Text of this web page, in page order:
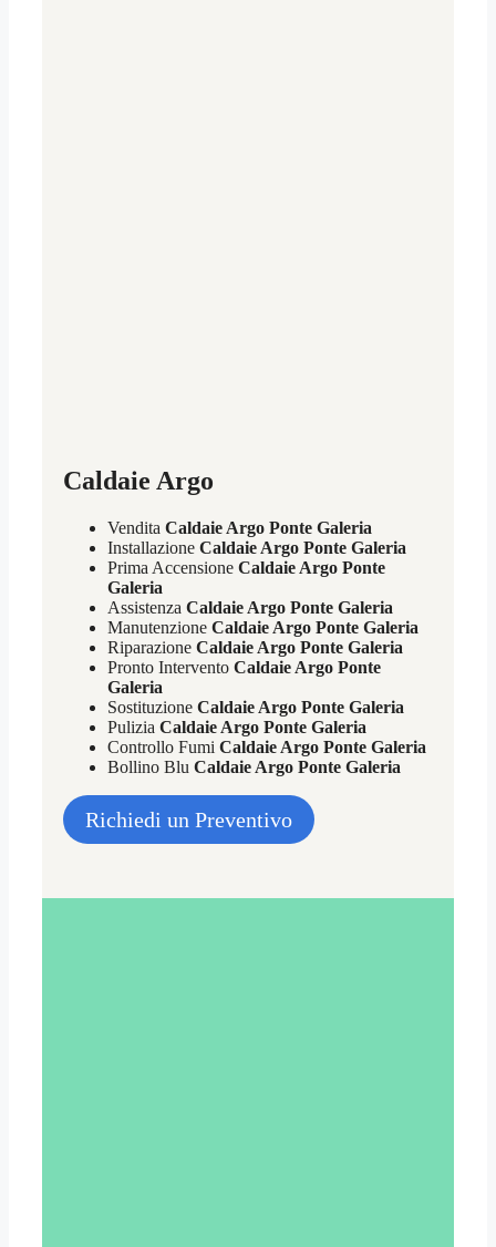
Caldaie Argo
Vendita Caldaie Argo Ponte Galeria
Installazione Caldaie Argo Ponte Galeria
Prima Accensione Caldaie Argo Ponte
Galeria
Assistenza Caldaie Argo Ponte Galeria
Manutenzione Caldaie Argo Ponte Galeria
Riparazione Caldaie Argo Ponte Galeria
Pronto Intervento Caldaie Argo Ponte
Galeria
Sostituzione Caldaie Argo Ponte Galeria
Pulizia Caldaie Argo Ponte Galeria
Controllo Fumi Caldaie Argo Ponte Galeria
Bollino Blu Caldaie Argo Ponte Galeria
Richiedi un Preventivo